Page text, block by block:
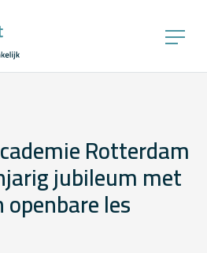
Rotterdam
jubileum met
les